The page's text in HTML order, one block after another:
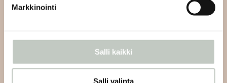
Markkinointi
Salli kaikki
Salli valinta